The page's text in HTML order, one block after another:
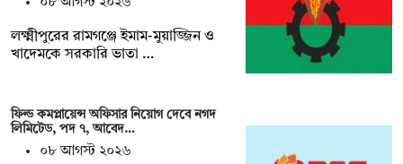
লক্ষ্মীপুরের রামগঞ্জে ইমাম-মুয়াজ্জিন ও
খাদেমকে সরকারি ভাতা …
ফিল্ড কমপ্লায়েন্স অফিসার নিয়োগ দেবে নগদ
লিমিটেড, পদ ৭, আবেদ…
০৮ আগস্ট ২০২৬